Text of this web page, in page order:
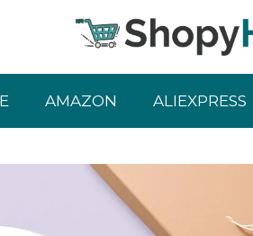
AMAZON ALIEXPRESS